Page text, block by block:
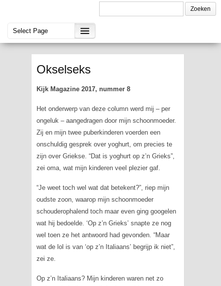
Okselseks
Kijk Magazine 2017, nummer 8
Het onderwerp van deze column werd mij – per
ongeluk – aangedragen door mijn schoonmoeder.
Zij en mijn twee puberkinderen voerden een
onschuldig gesprek over yoghurt, om precies te
zijn over Griekse. “Dat is yoghurt op z’n Grieks”,
zei oma, wat mijn kinderen veel plezier gaf.
“Je weet toch wel wat dat betekent?”, riep mijn
oudste zoon, waarop mijn schoonmoeder
schouderophalend toch maar even ging googelen
wat hij bedoelde. ‘Op z’n Grieks’ snapte ze nog
wel toen ze het antwoord had gevonden. “Maar
wat de lol is van ‘op z’n Italiaans’ begrijp ik niet”,
zei ze.
Op z’n Italiaans? Mijn kinderen waren net zo